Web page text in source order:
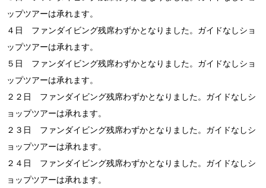
ップツアーは承れます。
４日 ファンダイビング残席わずかとなりました。ガイドなしショ
ップツアーは承れます。
５日 ファンダイビング残席わずかとなりました。ガイドなしショ
ップツアーは承れます。
２２日 ファンダイビング残席わずかとなりました。ガイドなしシ
ョップツアーは承れます。
２３日 ファンダイビング残席わずかとなりました。ガイドなしシ
ョップツアーは承れます。
２４日 ファンダイビング残席わずかとなりました。ガイドなしシ
ョップツアーは承れます。